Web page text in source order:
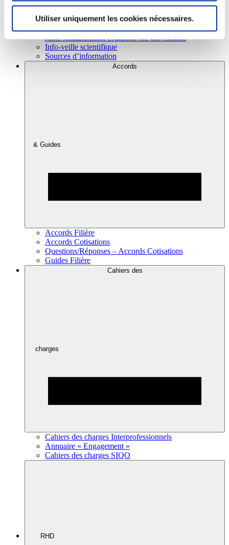
Utiliser uniquement les cookies nécessaires.
Sécurité sanitaire
Viandes et santé
Juste rémunération et attractivité des métiers
Info-veille scientifique
Sources d’information
Accords
& Guides
Accords Filière
Accords Cotisations
Questions/Réponses – Accords Cotisations
Guides Filière
Cahiers des
charges
Cahiers des charges Interprofessionnels
Annuaire « Engagement »
Cahiers des charges SIQO
RHD